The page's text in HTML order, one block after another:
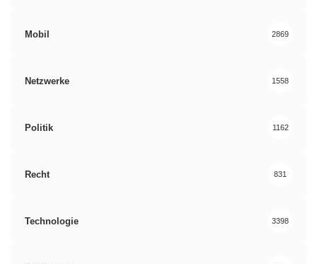
Mobil 2869
Netzwerke 1558
Politik 1162
Recht 831
Technologie 3398